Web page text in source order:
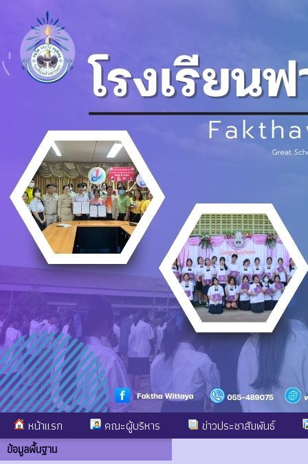
หน้าแรก คณะผู้บริหาร ข่าวประชาสัมพันธ์
ข้อมูลพื้นฐาน